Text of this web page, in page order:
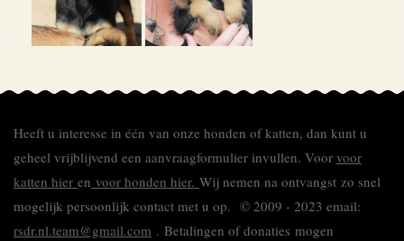
Heeft u interesse in één van onze honden of katten, dan kunt u
geheel vrijblijvend een aanvraagformulier invullen. Voor voor
katten hier en voor honden hier. Wij nemen na ontvangst zo snel
mogelijk persoonlijk contact met u op. © 2009 - 2023 email:
rsdr.nl.team@gmail.com . Betalingen of donaties mogen